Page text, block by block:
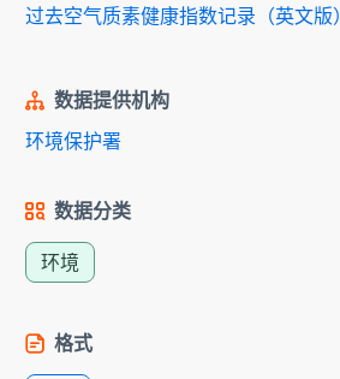
过去空气质素健康指数记录（英文版）
数据提供机构
环境保护署
数据分类
环境
格式